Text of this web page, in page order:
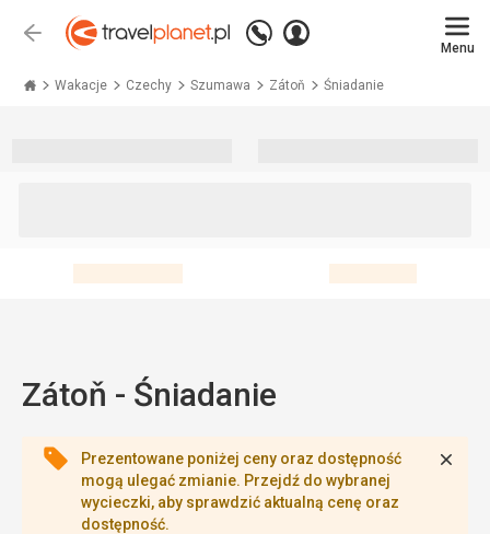
Wstecz
Zadzwoń
+48 71 771 76 55
Zaloguj
Menu
Wakacje Czechy Szumawa Zátoň Śniadanie
Zátoň - Śniadanie
Prezentowane poniżej ceny oraz dostępność
mogą ulegać zmianie. Przejdź do wybranej
wycieczki, aby sprawdzić aktualną cenę oraz
dostępność.